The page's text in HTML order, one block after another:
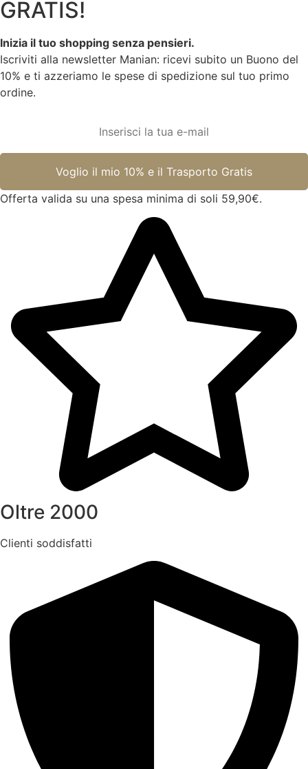
GRATIS!
Inizia il tuo shopping senza pensieri.
Iscriviti alla newsletter Manian: ricevi subito un Buono del
10% e ti azzeriamo le spese di spedizione sul tuo primo
ordine.
Offerta valida su una spesa minima di soli 59,90€.
Oltre 2000
Clienti soddisfatti